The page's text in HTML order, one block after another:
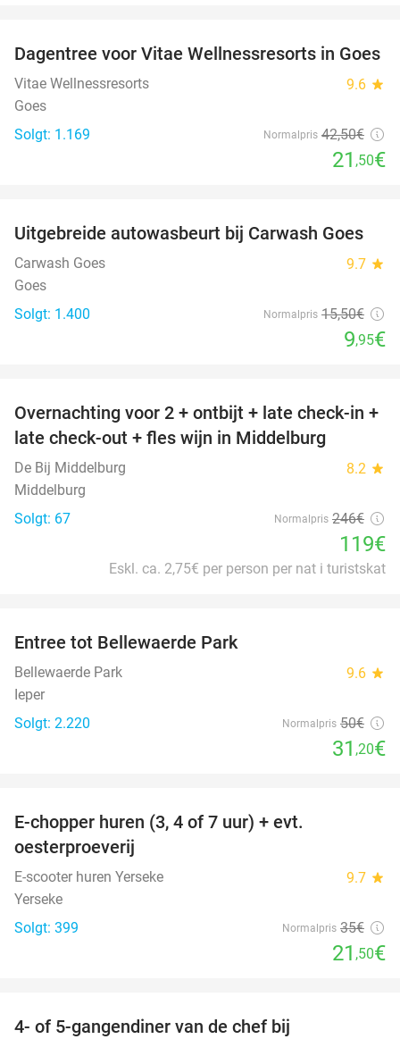
49%
Dagentree voor Vitae Wellnessresorts in Goes
Vitae Wellnessresorts 9.6 star
Goes
Solgt: 1.169
Normalpris 42,50€
21 ,50€
36%
Uitgebreide autowasbeurt bij Carwash Goes
Carwash Goes 9.7 star
Goes
Solgt: 1.400
Normalpris 15,50€
9,95€
52%
Overnachting voor 2 + ontbijt + late check-in +
late check-out + fles wijn in Middelburg
De Bij Middelburg 8.2 star
Middelburg
Solgt: 67
Normalpris 246€
119€
Eskl. ca. 2,75€ per person per nat i turistskat
Entree tot Bellewaerde Park
Bellewaerde Park 9.6 star
Ieper
Solgt: 2.220
Normalpris 50€
31 ,20€
E-chopper huren (3, 4 of 7 uur) + evt.
oesterproeverij
E-scooter huren Yerseke 9.7 star
Yerseke
Solgt: 399
Normalpris 35€
21 ,50€
4- of 5-gangendiner van de chef bij